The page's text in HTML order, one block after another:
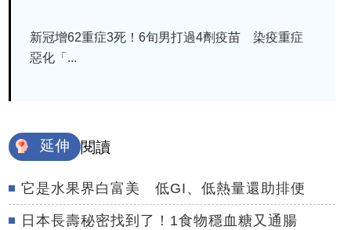
新冠增62重症3死！6旬男打過4劑疫苗 染疫重症
惡化「...
延伸 閱讀
它是水果界白富美 低GI、低熱量還助排便
日本長壽秘密找到了！1食物穩血糖又通腸